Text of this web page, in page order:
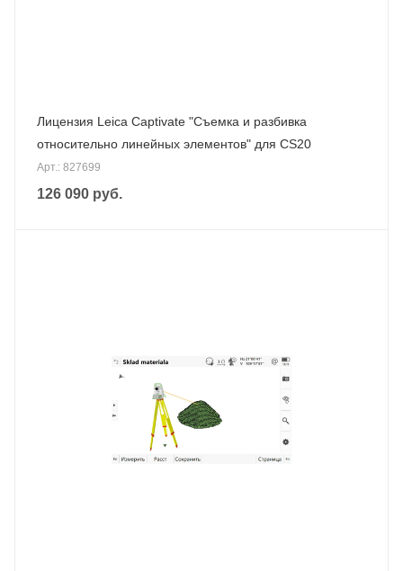
Лицензия Leica Captivate "Съемка и разбивка
относительно линейных элементов" для CS20
Арт.: 827699
126 090 руб.